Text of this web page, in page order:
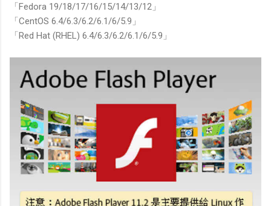
「Fedora 19/18/17/16/15/14/13/12」
「CentOS 6.4/6.3/6.2/6.1/6/5.9」
「Red Hat (RHEL) 6.4/6.3/6.2/6.1/6/5.9」